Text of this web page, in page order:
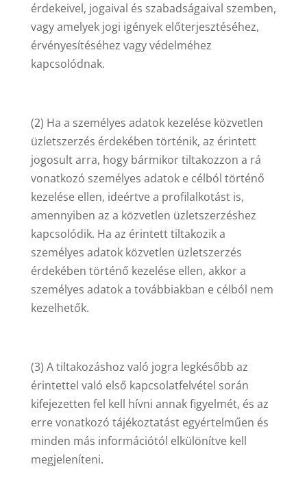
érdekeivel, jogaival és szabadságaival szemben,
vagy amelyek jogi igények előterjesztéséhez,
érvényesítéséhez vagy védelméhez
kapcsolódnak.
(2) Ha a személyes adatok kezelése közvetlen
üzletszerzés érdekében történik, az érintett
jogosult arra, hogy bármikor tiltakozzon a rá
vonatkozó személyes adatok e célból történő
kezelése ellen, ideértve a profilalkotást is,
amennyiben az a közvetlen üzletszerzéshez
kapcsolódik. Ha az érintett tiltakozik a
személyes adatok közvetlen üzletszerzés
érdekében történő kezelése ellen, akkor a
személyes adatok a továbbiakban e célból nem
kezelhetők.
(3) A tiltakozáshoz való jogra legkésőbb az
érintettel való első kapcsolatfelvétel során
kifejezetten fel kell hívni annak figyelmét, és az
erre vonatkozó tájékoztatást egyértelműen és
minden más információtól elkülönítve kell
megjeleníteni.